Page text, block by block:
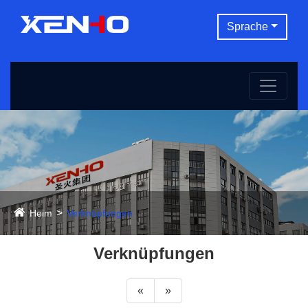
Sprache
Heim Verknüpfungen
Verknüpfungen
« »